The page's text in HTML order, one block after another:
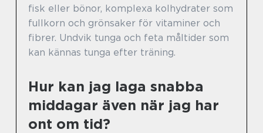
fisk eller bönor, komplexa kolhydrater som
fullkorn och grönsaker för vitaminer och
fibrer. Undvik tunga och feta måltider som
kan kännas tunga efter träning.
Hur kan jag laga snabba
middagar även när jag har
ont om tid?